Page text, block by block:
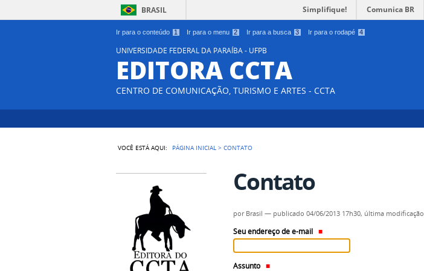
Ir para o conteúdo 1 Ir para o menu 2 Ir para a busca 3 Ir para o rodapé 4
BRASIL Simplifique! Comunica BR
UNIVERSIDADE FEDERAL DA PARAÍBA - UFPB
EDITORA CCTA
CENTRO DE COMUNICAÇÃO, TURISMO E ARTES - CCTA
VOCÊ ESTÁ AQUI: PÁGINA INICIAL >CONTATO
Contato
por Brasil — publicado 04/06/2013 17h30, última modificação
Seu endereço de e-mail
Assunto